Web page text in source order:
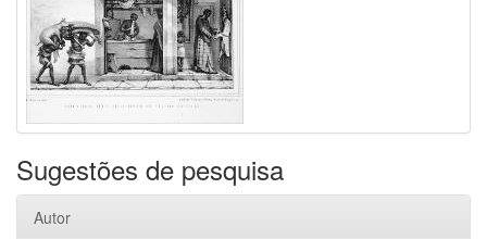
Sugestões de pesquisa
Autor